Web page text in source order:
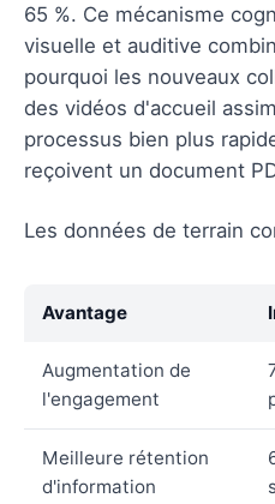
65 %. Ce mécanisme
visuelle et auditive
pourquoi les nouveaux
des vidéos d'accueil
processus bien plus
reçoivent un document
Les données de terrain
Avantage
Augmentation de
l'engagement
Meilleure rétention
d'information